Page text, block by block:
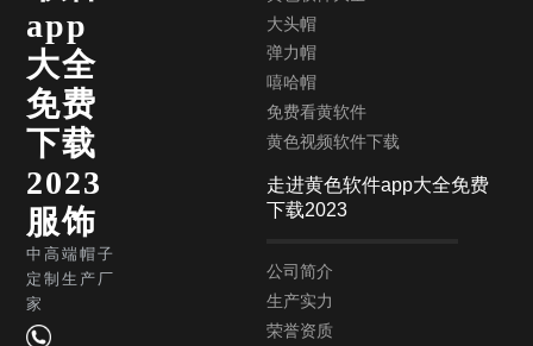
app
大全
免费
下载
2023
服饰
中高端帽子
定制生产厂
家
大头帽
弹力帽
嘻哈帽
免费看黄软件
黄色视频软件下载
走进黄色软件app大全免费
下载2023
公司简介
生产实力
荣誉资质